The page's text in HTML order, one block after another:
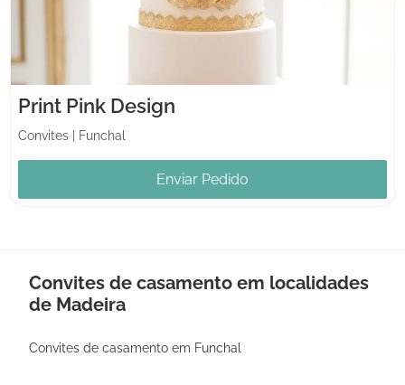
Print Pink Design
Convites Funchal
Enviar Pedido
Convites de casamento em localidades
de Madeira
Convites de casamento em Funchal